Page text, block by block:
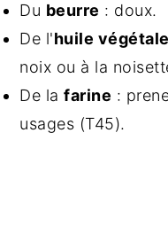
Du beurre : doux.
De l'huile végétale
noix ou à la
De lafarine :
usages (T45).